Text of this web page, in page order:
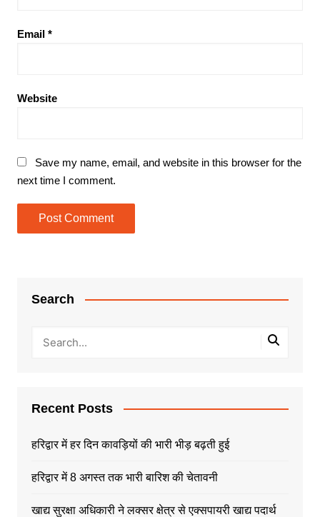
Email *
Website
Save my name, email, and website in this browser for the
next time I comment.
Search
Recent Posts
हरिद्वार में हर दिन कावड़ियों की भारी भीड़ बढ़ती हुई
हरिद्वार में 8 अगस्त तक भारी बारिश की चेतावनी
खाद्य सुरक्षा अधिकारी ने लक्सर क्षेत्र से एक्सपायरी खाद्य पदार्थ